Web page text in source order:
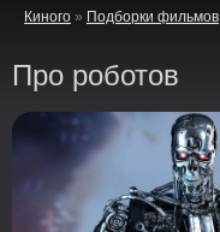
Киного » Подборки фильмов
Про роботов